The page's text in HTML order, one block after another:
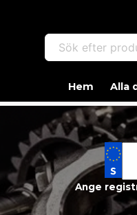
Sök efter produkt
Hem Alla
Ange